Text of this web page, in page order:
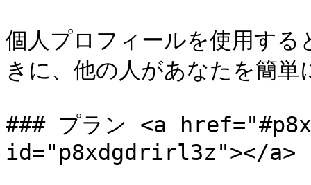
個人プロフィールを使用す
きに、他の人があなたを簡
### プラン <a
id="p8xdgdrirl3z"></a>